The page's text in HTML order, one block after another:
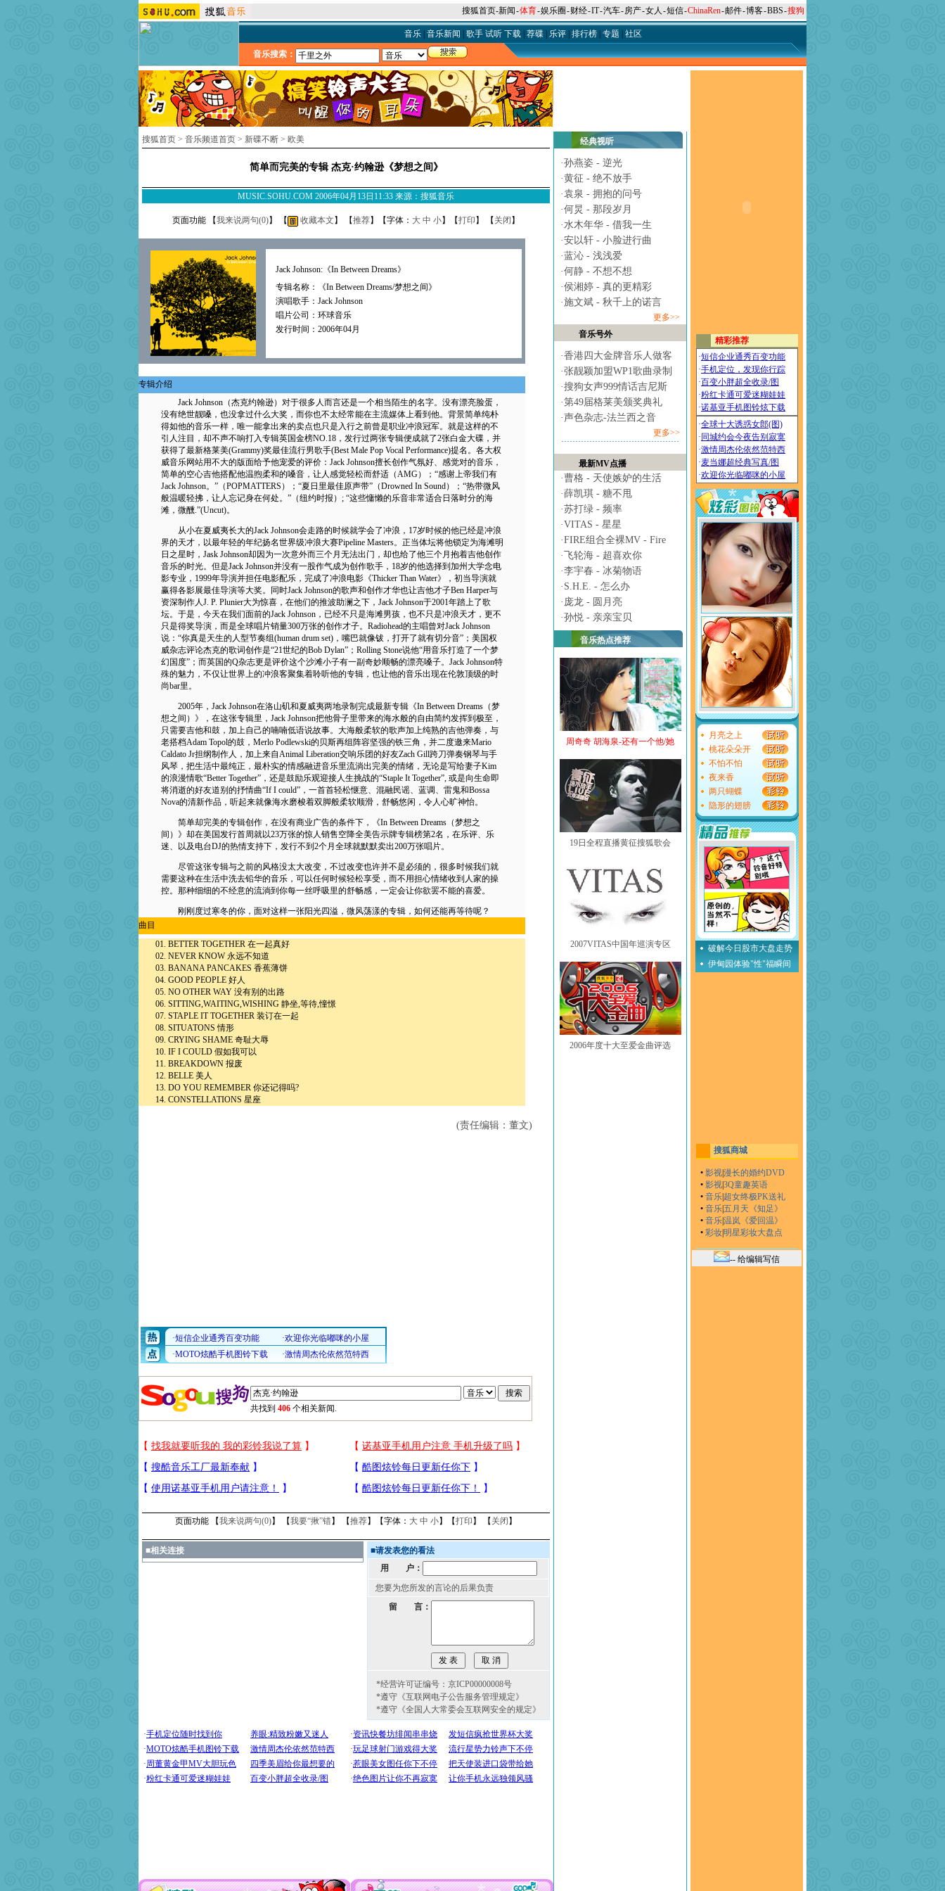
搜狐首页-新闻-体育-娱乐圈 -财经-IT-汽车-房产-女人 -短信-ChinaRen-邮件-博客-BBS-搜狗
音乐| 音乐新闻 歌手 试听 下载| 荐碟| 乐评| 排行榜| 专题 社区
音乐搜索：
搜狐首页 > 音乐频道首页 > 新碟不断 > 欧美
简单而完美的专辑 杰克·约翰逊《梦想之间》
MUSIC.SOHU.COM 2006年04月13日11:33 来源：搜狐音乐
页面功能 【我来说两句(0)】 【 收藏本文 】 【推荐】【字体： 大 中 小】【打印 】 【 关闭 】
Jack Johnson:《In Between Dreams》
专辑名称：《In Between Dreams/梦想之间》
演唱歌手： Jack Johnson
唱片公司：环球音乐
发行时间：2006年04月
专辑介绍
Jack Johnson（杰克约翰逊）对于很多人而言还是一个相当陌生的名字。没有漂亮脸蛋，
没有绝世靓嗓，也没拿过什么大奖，而你也不太经常能在主流媒体上看到他。背景简单纯朴
得如他的音乐一样，唯一能拿出来的卖点也只是入行之前曾是职业冲浪冠军。就是这样的不
引人注目，却不声不响打入专辑英国金榜NO.18，发行过两张专辑便成就了2张白金大碟，并
获得了最新格莱美(Grammy)奖最佳流行男歌手(Best Male Pop Vocal Performance)提名。各大权
威音乐网站用不大的版面给予他宠爱的评价：Jack Johnson擅长创作气氛好、感觉对的音乐，
简单的空心吉他搭配他温煦柔和的嗓音，让人感觉轻松而舒适（AMG）；“感谢上帝我们有
Jack Johnson。”（POPMATTERS）；“夏日里最佳原声带”（Drowned In Sound）；“热带微风
般温暖轻拂，让人忘记身在何处。”（纽约时报）; “这些慵懒的乐音非常适合日落时分的海
滩，微醺.”(Uncut)。
从小在夏威夷长大的Jack Johnson会走路的时候就学会了冲浪，17岁时候的他已经是冲浪
界的天才，以最年轻的年纪扬名世界级冲浪大赛Pipeline Masters。正当体坛将他锁定为海滩明
日之星时，Jask Johnson却因为一次意外而三个月无法出门，却也给了他三个月抱着吉他创作
音乐的时光。但是Jack Johnson并没有一股作气成为创作歌手，18岁的他选择到加州大学念电
影专业，1999年导演并担任电影配乐，完成了冲浪电影《Thicker Than Water》，初当导演就
赢得各影展最佳导演等大奖。同时Jack Johnson的歌声和创作才华也让吉他才子Ben Harper与
资深制作人J. P. Plunier大为惊喜，在他们的推波助澜之下，Jack Johnson于2001年踏上了歌
坛。于是，今天在我们面前的Jack Johnson，已经不只是海滩男孩，也不只是冲浪天才，更不
只是得奖导演，而是全球唱片销量300万张的创作才子。Radiohead的主唱曾对Jack Johnson
说：“你真是天生的人型节奏组(human drum set)，嘴巴就像钹，打开了就有切分音”；美国权
威杂志评论杰克的歌词创作是“21世纪的Bob Dylan”；Rolling Stone说他“用音乐打造了一个梦
幻国度”；而英国的Q杂志更是评价这个沙滩小子有一副奇妙顺畅的漂亮嗓子。Jack Johnson特
殊的魅力，不仅让世界上的冲浪客聚集着聆听他的专辑，也让他的音乐出现在伦敦顶级的时
尚bar里。
2005年，Jack Johnson在洛山矶和夏威夷两地录制完成最新专辑《In Between Dreams（梦
想之间）》，在这张专辑里，Jack Johnson把他骨子里带来的海水般的自由简约发挥到极至，
只需要吉他和鼓，加上自己的喃喃低语说故事。大海般柔软的歌声加上纯熟的吉他弹奏，与
老搭档Adam Topol的鼓，Merlo Podlewski的贝斯再组阵容坚强的铁三角，并二度邀来Mario
Caldato Jr担纲制作人，加上来自Animal Liberation交响乐团的好友Zach Gill跨刀弹奏钢琴与手
风琴，把生活中最纯正，最朴实的情感融进音乐里流淌出完美的情绪，无论是写给妻子Kim
的浪漫情歌“Better Together”，还是鼓励乐观迎接人生挑战的“Staple It Together”, 或是向生命即
将消逝的好友道别的抒情曲“If I could”，一首首轻松惬意、混融民谣、蓝调、雷鬼和Bossa
Nova的清新作品，听起来就像海水磨梭着双脚般柔软顺滑，舒畅悠闲，令人心旷神怡。
简单却完美的专辑创作，在没有商业广告的条件下，《In Between Dreams（梦想之
间）》却在美国发行首周就以23万张的惊人销售空降全美告示牌专辑榜第2名，在乐评、乐
迷、以及电台DJ的热情支持下，发行不到2个月全球就默默卖出200万张唱片。
尽管这张专辑与之前的风格没太大改变，不过改变也许并不是必须的，很多时候我们就
需要这种在生活中洗去铅华的音乐，可以任何时候轻松享受，而不用担心情绪收到人家的操
控。那种细细的不经意的流淌到你每一丝呼吸里的舒畅感，一定会让你欲罢不能的喜爱。
刚刚度过寒冬的你，面对这样一张阳光四溢，微风荡漾的专辑，如何还能再等待呢？
曲目
01. BETTER TOGETHER 在一起真好
02. NEVER KNOW 永远不知道
03. BANANA PANCAKES 香蕉薄饼
04. GOOD PEOPLE 好人
05. NO OTHER WAY 没有别的出路
06. SITTING,WAITING,WISHING 静坐,等待,憧憬
07. STAPLE IT TOGETHER 装订在一起
08. SITUATONS 情形
09. CRYING SHAME 奇耻大辱
10. IF I COULD 假如我可以
11. BREAKDOWN 报废
12. BELLE 美人
13. DO YOU REMEMBER 你还记得吗?
14. CONSTELLATIONS 星座
(责任编辑：董文)
共找到 406 个相关新闻.
页面功能 【我来说两句(0)】 【我要“揪”错】 【推荐】【字体： 大 中 小】【打印 】 【 关闭 】
■相关连接 ■请发表您的看法
用 户：
您要为您所发的言论的后果负责
留 言：
*经营许可证编号：京ICP00000008号
*遵守《互联网电子公告服务管理规定》
*遵守《全国人大常委会互联网安全的规定》
经典视听
·孙燕姿 - 逆光
·黄征 - 绝不放手
·袁泉 - 拥抱的问号
·何炅 - 那段岁月
·水木年华 - 借我一生
·安以轩 - 小脸进行曲
·蓝沁 - 浅浅爱
·何静 - 不想不想
·侯湘婷 - 真的更精彩
·施文斌 - 秋千上的诺言
更多>>
音乐号外
·香港四大金牌音乐人做客
·张靓颖加盟WP1歌曲录制
·搜狗女声999情话吉尼斯
·第49届格莱美颁奖典礼
·声色杂志-法兰西之音
更多>>
最新MV点播
·曹格 - 天使嫉妒的生活
·薛凯琪 - 糖不甩
·苏打绿 - 频率
·VITAS - 星星
·FIRE组合全裸MV - Fire
· 飞轮海 - 超喜欢你
·李宇春 - 冰菊物语
· S.H.E. - 怎么办
· 庞龙 - 圆月亮
·孙悦 - 亲亲宝贝
音乐热点推荐
周奇奇 胡海泉-还有一个他/她
19日全程直播黄征搜狐歌会
2007VITAS中国年巡演专区
2006年度十大至爱金曲评选
月亮之上
桃花朵朵开
不怕不怕
夜来香
两只蝴蝶
隐形的翅膀
破解今日股市大盘走势
伊甸园体验"性"福瞬间
搜狐商城
• 影视漫长的婚约DVD
• 影视3Q童趣英语
• 音乐 超女终极PK送礼
• 音乐五月天《知足》
• 音乐温岚《爱回温》
• 彩妆明星彩妆大盘点
-- 给编辑写信